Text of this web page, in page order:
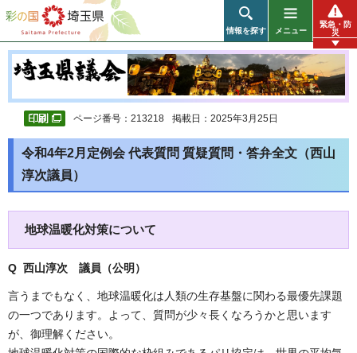
彩の国 埼玉県
情報を探す メニュー
緊急・防
災
ページ番号：213218 掲載日：2025年3月25日
令和4年2月定例会 代表質問 質疑質問・答弁全文（西山
淳次議員）
地球温暖化対策について
Q 西山淳次 議員（公明）
言うまでもなく、地球温暖化は人類の生存基盤に関わる最優先課題
の一つであります。よって、質問が少々長くなろうかと思います
が、御理解ください。